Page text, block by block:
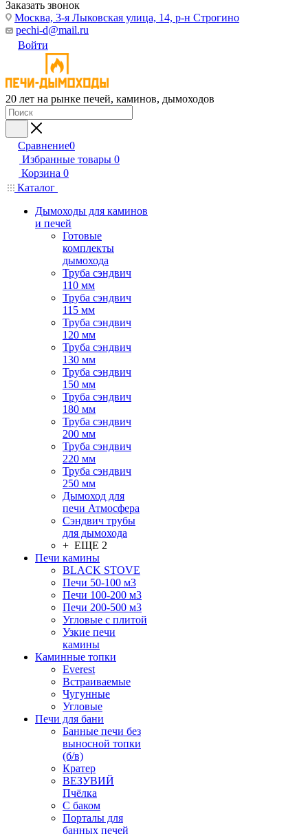
Заказать звонок
Москва, 3-я Лыковская улица, 14, р-н Строгино
pechi-d@mail.ru
Войти
20 лет на рынке печей, каминов, дымоходов
Сравнение0
Избранные товары 0
Корзина 0
Каталог
Дымоходы для каминов
и печей
Готовые
комплекты
дымохода
Труба сэндвич
110 мм
Труба сэндвич
115 мм
Труба сэндвич
120 мм
Труба сэндвич
130 мм
Труба сэндвич
150 мм
Труба сэндвич
180 мм
Труба сэндвич
200 мм
Труба сэндвич
220 мм
Труба сэндвич
250 мм
Дымоход для
печи Атмосфера
Сэндвич трубы
для дымохода
+ ЕЩЕ 2
Печи камины
BLACK STOVE
Печи 50-100 м3
Печи 100-200 м3
Печи 200-500 м3
Угловые с плитой
Узкие печи
камины
Каминные топки
Everest
Встраиваемые
Чугунные
Угловые
Печи для бани
Банные печи без
выносной топки
(б/в)
Кратер
ВЕЗУВИЙ
Пчёлка
С баком
Порталы для
банных печей